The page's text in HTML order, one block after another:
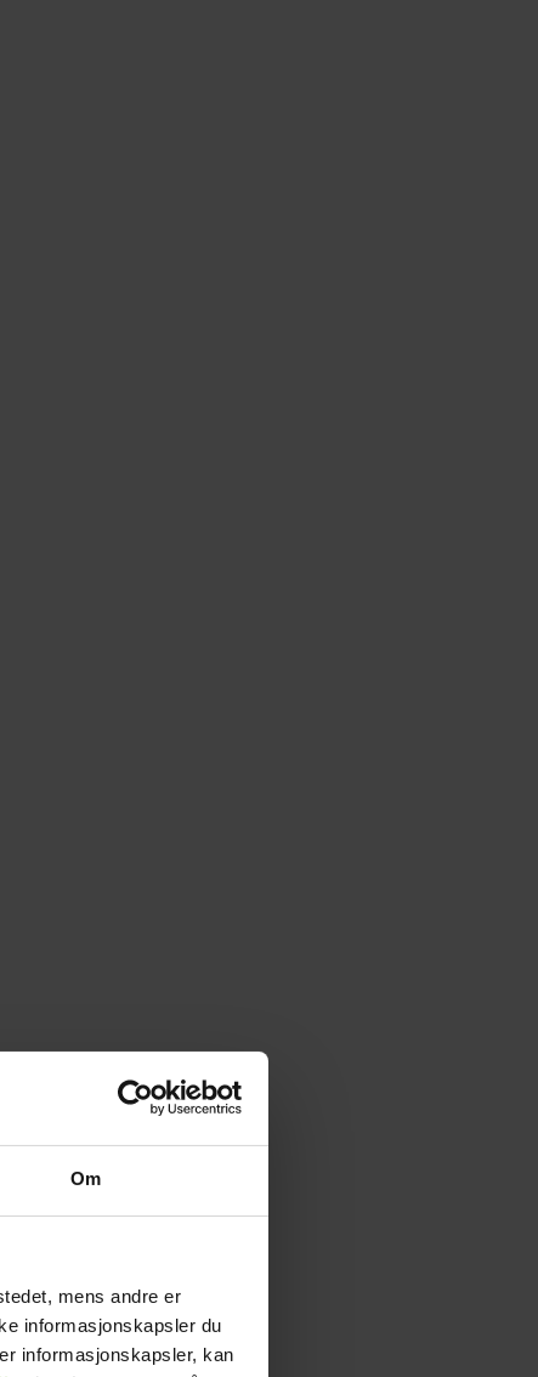
Om
mens andre er
informasjonskapsler du
informasjonskapsler, kan